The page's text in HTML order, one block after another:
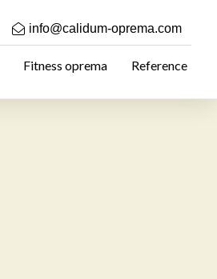
info@calidum-oprema.com
Fitness oprema Reference